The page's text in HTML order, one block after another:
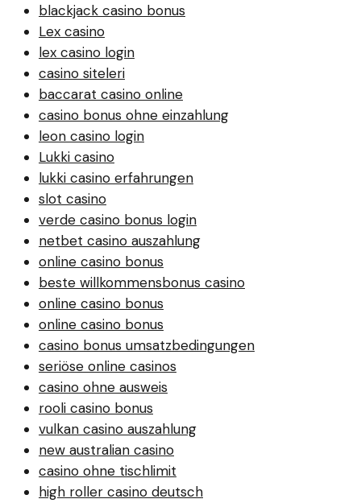
blackjack casino bonus
Lex casino
lex casino login
casino siteleri
baccarat casino online
casino bonus ohne einzahlung
leon casino login
Lukki casino
lukki casino erfahrungen
slot casino
verde casino bonus login
netbet casino auszahlung
online casino bonus
beste willkommensbonus casino
online casino bonus
online casino bonus
casino bonus umsatzbedingungen
seriöse online casinos
casino ohne ausweis
rooli casino bonus
vulkan casino auszahlung
new australian casino
casino ohne tischlimit
high roller casino deutsch